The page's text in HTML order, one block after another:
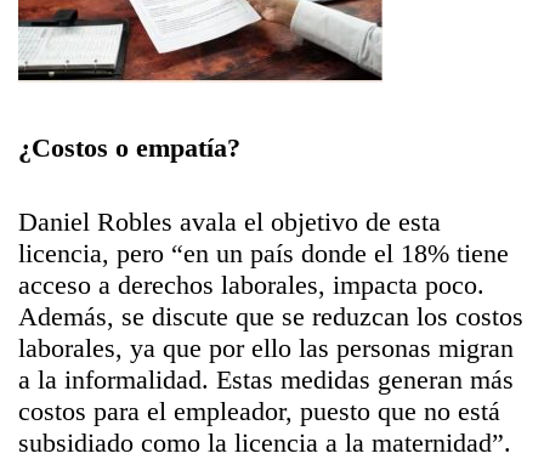
¿Costos o empatía?
Daniel Robles avala el objetivo de esta
licencia, pero “en un país donde el 18% tiene
acceso a derechos laborales, impacta poco.
Además, se discute que se reduzcan los costos
laborales, ya que por ello las personas migran
a la informalidad. Estas medidas generan más
costos para el empleador, puesto que no está
subsidiado como la licencia a la maternidad”.